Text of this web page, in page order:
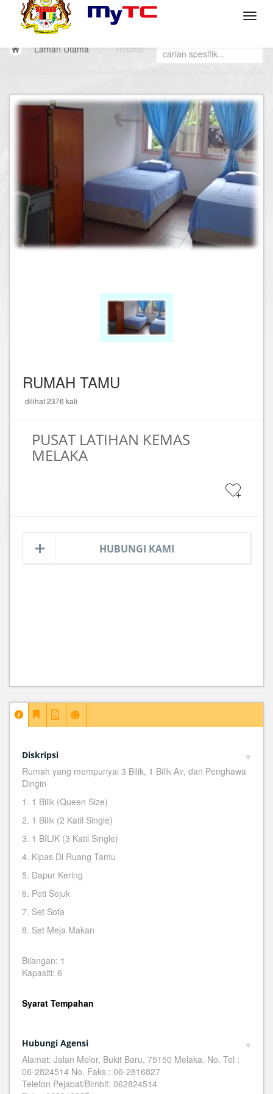
Laman Utama / Rooms
RUMAH TAMU
dilihat 2376 kali
PUSAT LATIHAN KEMAS
MELAKA
HUBUNGI KAMI
Diskripsi
Rumah yang mempunyai 3 Bilik, 1 Bilik Air, dan Penghawa
Dingin
1. 1 Bilik (Queen Size)
2. 1 Bilik (2 Katil Single)
3. 1 BILIK (3 Katil Single)
4. Kipas Di Ruang Tamu
5. Dapur Kering
6. Peti Sejuk
7. Set Sofa
8. Set Meja Makan
Bilangan: 1
Kapasiti: 6
Syarat Tempahan
Hubungi Agensi
Alamat: Jalan Melor, Bukit Baru, 75150 Melaka. No. Tel :
06-2824514 No. Faks : 06-2816827
Telefon Pejabat/Bimbit: 062824514